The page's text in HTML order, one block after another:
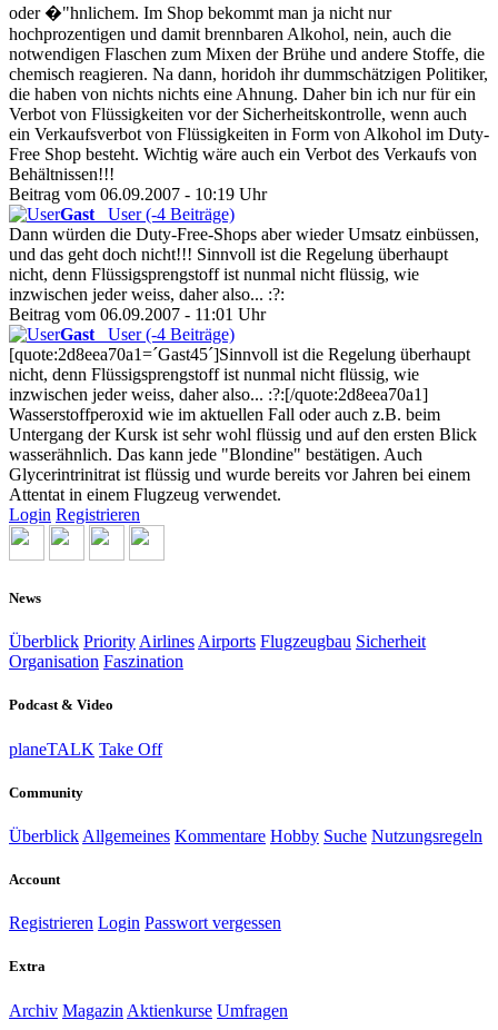
oder �"hnlichem. Im Shop bekommt man ja nicht nur
hochprozentigen und damit brennbaren Alkohol, nein, auch die
notwendigen Flaschen zum Mixen der Brühe und andere Stoffe, die
chemisch reagieren. Na dann, horidoh ihr dummschätzigen Politiker,
die haben von nichts nichts eine Ahnung. Daher bin ich nur für ein
Verbot von Flüssigkeiten vor der Sicherheitskontrolle, wenn auch
ein Verkaufsverbot von Flüssigkeiten in Form von Alkohol im Duty-
Free Shop besteht. Wichtig wäre auch ein Verbot des Verkaufs von
Behältnissen!!!
Beitrag vom 06.09.2007 - 10:19 Uhr
Gast
User (-4 Beiträge)
Dann würden die Duty-Free-Shops aber wieder Umsatz einbüssen,
und das geht doch nicht!!! Sinnvoll ist die Regelung überhaupt
nicht, denn Flüssigsprengstoff ist nunmal nicht flüssig, wie
inzwischen jeder weiss, daher also... :?:
Beitrag vom 06.09.2007 - 11:01 Uhr
Gast
User (-4 Beiträge)
[quote:2d8eea70a1=´Gast45´]Sinnvoll ist die Regelung überhaupt
nicht, denn Flüssigsprengstoff ist nunmal nicht flüssig, wie
inzwischen jeder weiss, daher also... :?:[/quote:2d8eea70a1]
Wasserstoffperoxid wie im aktuellen Fall oder auch z.B. beim
Untergang der Kursk ist sehr wohl flüssig und auf den ersten Blick
wasserähnlich. Das kann jede "Blondine" bestätigen. Auch
Glycerintrinitrat ist flüssig und wurde bereits vor Jahren bei einem
Attentat in einem Flugzeug verwendet.
Login Registrieren
News
Überblick Priority Airlines Airports Flugzeugbau Sicherheit
Organisation Faszination
Podcast & Video
planeTALK Take Off
Community
Überblick Allgemeines Kommentare Hobby Suche Nutzungsregeln
Account
Registrieren Login Passwort vergessen
Extra
Archiv Magazin Aktienkurse Umfragen